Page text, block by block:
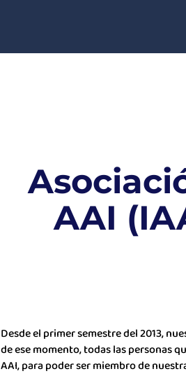
AAI
Desde el primer semestre del 2013,
de ese momento, todas las personas
AAI, para poder ser miembro de